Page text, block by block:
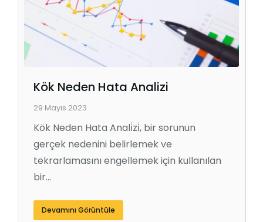
Kök Neden Hata Analizi
29 Mayıs 2023
Kök Neden Hata Anali̇zi̇, bir sorunun
gerçek nedenini belirlemek ve
tekrarlamasını engellemek için kullanılan
bir…
Devamını Görüntüle